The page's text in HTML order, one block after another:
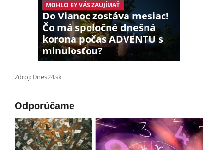
MOHLO BY VÁS ZAUJÍMAŤ
Do Vianoc zostáva mesiac!
Čo má spoločné dnešná
korona počas ADVENTU s
minulosťou?
Zdroj: Dnes24.sk
Odporúčame